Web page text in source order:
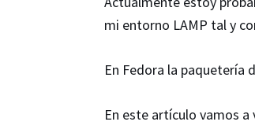
mi entorno LAMP tal y
En Fedora la paquetería
En este artículo vamos a